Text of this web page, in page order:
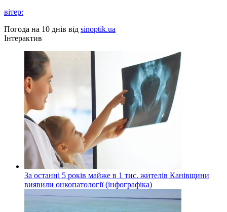
вітер:
Погода на 10 днів від sinoptik.ua
Інтерактив
За останні 5 років майже в 1 тис. жителів Канівщини
виявили онкопатології (інфографіка)